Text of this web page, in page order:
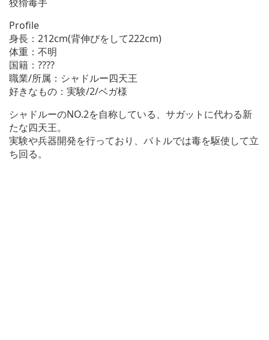
Profile
身長：212cm(背伸びをして222cm)
体重：不明
国籍：????
職業/所属：シャドルー四天王
好きなもの：実験/2/ベガ様
シャドルーのNO.2を自称している、サガットに代わる新
たな四天王。
実験や兵器開発を行っており、バトルでは毒を駆使して立
ち回る。